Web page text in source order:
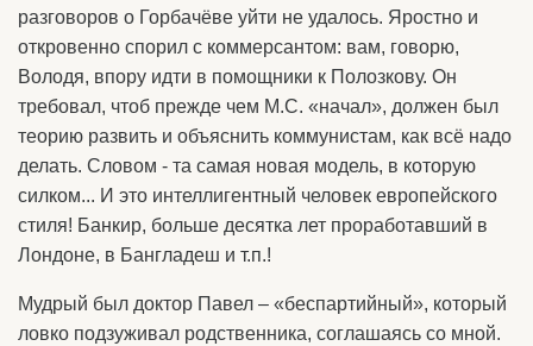
разговоров о Горбачёве уйти не удалось. Яростно и
откровенно спорил с коммерсантом: вам, говорю,
Володя, впору идти в помощники к Полозкову. Он
требовал, чтоб прежде чем М.С. «начал», должен был
теорию развить и объяснить коммунистам, как всё надо
делать. Словом - та самая новая модель, в которую
силком... И это интеллигентный человек европейского
стиля! Банкир, больше десятка лет проработавший в
Лондоне, в Бангладеш и т.п.!
Мудрый был доктор Павел – «беспартийный», который
ловко подзуживал родственника, соглашаясь со мной.